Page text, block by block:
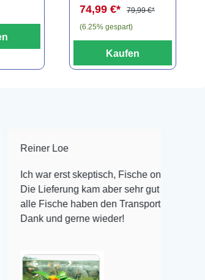
74,99 €*
79,99 €*
(6.25% gespart)
Kaufen
erst skeptisch, Fische online zu bestellen!
kam aber sehr gut verpackt an und
haben den Transport überlebt! Vielen
gerne wieder!